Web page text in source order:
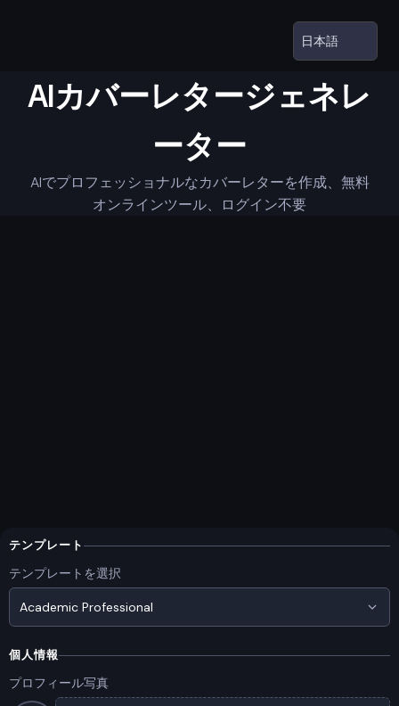
AIカバーレタージェネレ
ーター
AIでプロフェッショナルなカバーレターを作成、無料
オンラインツール、ログイン不要
テンプレート
テンプレートを選択
Academic Professional
個人情報
プロフィール写真